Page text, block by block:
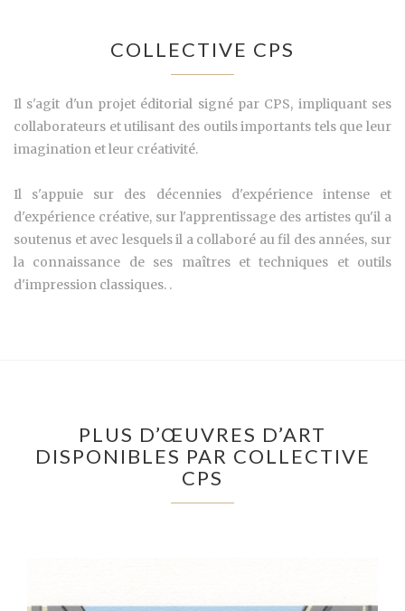
COLLECTIVE CPS
Il s'agit d'un projet éditorial signé par CPS, impliquant ses
collaborateurs et utilisant des outils importants tels que leur
imagination et leur créativité.
Il s'appuie sur des décennies d'expérience intense et
d'expérience créative, sur l'apprentissage des artistes qu'il a
soutenus et avec lesquels il a collaboré au fil des années, sur
la connaissance de ses maîtres et techniques et outils
d'impression classiques. .
PLUS D’ŒUVRES D’ART
DISPONIBLES PAR COLLECTIVE
CPS